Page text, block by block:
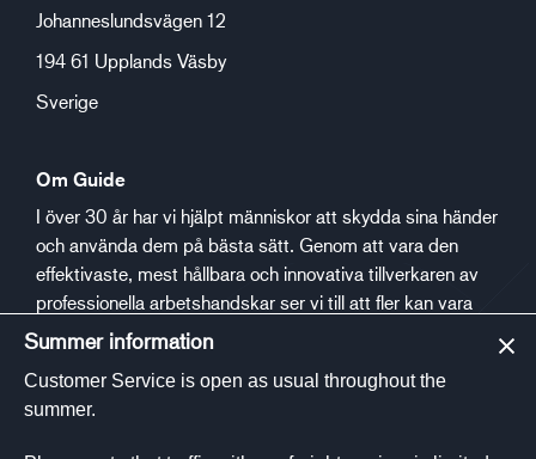
Johanneslundsvägen 12
194 61 Upplands Väsby
Sverige
Om Guide
I över 30 år har vi hjälpt människor att skydda sina händer
och använda dem på bästa sätt. Genom att vara den
effektivaste, mest hållbara och innovativa tillverkaren av
professionella arbetshandskar ser vi till att fler kan vara
säkra och trygga på jobbet.
Social media
Summer information
Customer Service is open as usual throughout the
summer.